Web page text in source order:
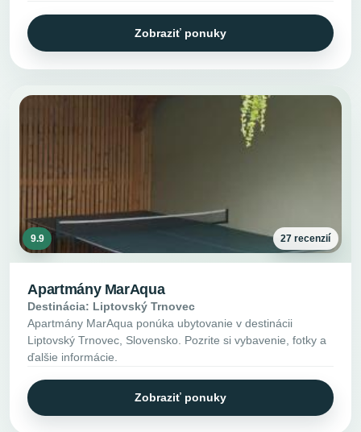
Zobraziť ponuky
9.9 27 recenzií
Apartmány MarAqua
Destinácia: Liptovský Trnovec
Apartmány MarAqua ponúka ubytovanie v destinácii
Liptovský Trnovec, Slovensko. Pozrite si vybavenie, fotky a
ďalšie informácie.
Zobraziť ponuky